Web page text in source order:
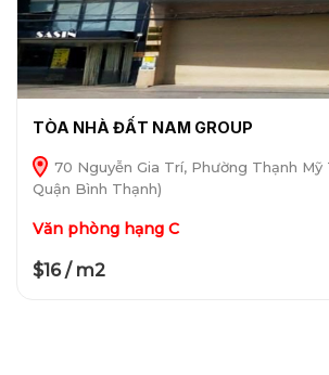
TÒA NHÀ ĐẤT NAM GROUP
70 Nguyễn Gia Trí, Phường Thạnh Mỹ
Quận Bình Thạnh)
Văn phòng hạng C
$16 / m2